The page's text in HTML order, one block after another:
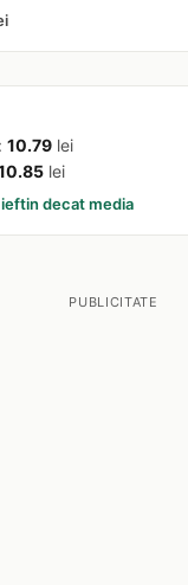
10.79 lei
lei
decat media
PUBLICITATE